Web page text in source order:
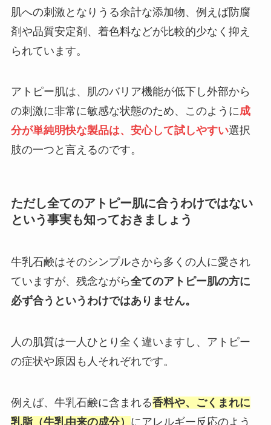
肌への刺激となりうる余計な添加物、例えば防腐
剤や品質安定剤、着色料などが比較的少なく抑え
られています。
アトピー肌は、肌のバリア機能が低下し外部から
の刺激に非常に敏感な状態のため、このように成
分が単純明快な製品は、安心して試しやすい選択
肢の一つと言えるのです。
ただし全てのアトピー肌に合うわけではない
という事実も知っておきましょう
牛乳石鹸はそのシンプルさから多くの人に愛され
ていますが、残念ながら全てのアトピー肌の方に
必ず合うというわけではありません。
人の肌質は一人ひとり全く違いますし、アトピー
の症状や原因も人それぞれです。
例えば、牛乳石鹸に含まれる香料や、ごくまれに
乳脂（牛乳由来の成分） にアレルギー反応のよう